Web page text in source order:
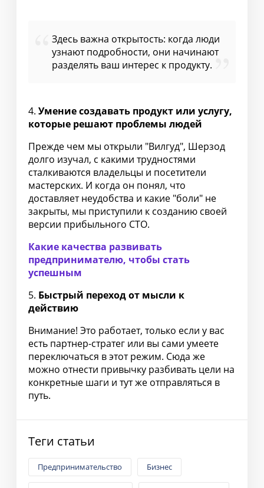
Здесь важна открытость: когда люди
узнают подробности, они начинают
разделять ваш интерес к продукту.
4. Умение создавать продукт или услугу,
которые решают проблемы людей
Прежде чем мы открыли "Вилгуд", Шерзод
долго изучал, с какими трудностями
сталкиваются владельцы и посетители
мастерских. И когда он понял, что
доставляет неудобства и какие "боли" не
закрыты, мы приступили к созданию своей
версии прибыльного СТО.
Какие качества развивать
предпринимателю, чтобы стать
успешным
5. Быстрый переход от мысли к
действию
Внимание! Это работает, только если у вас
есть партнер-стратег или вы сами умеете
переключаться в этот режим. Сюда же
можно отнести привычку разбивать цели на
конкретные шаги и тут же отправляться в
путь.
Теги статьи
Предпринимательство Бизнес